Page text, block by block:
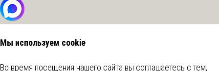
Мы используем cookie
Во время посещения нашего сайта вы соглашаетесь с тем,